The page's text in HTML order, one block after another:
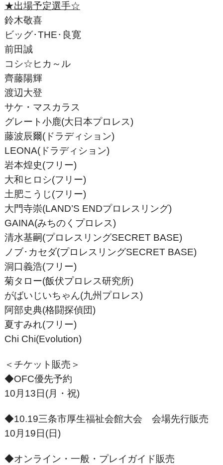
★出場予定選手☆
鈴木敬喜
ビッグ･THE･良寛
前田誠
コシ☆ヒカ～ル
齊藤陽輝
渡辺大登
サケ・マスカラス
グレート小鹿(大日本プロレス)
藤波辰爾(ドラディション)
LEONA(ドラディション)
岩本煌史(フリー)
大和ヒロシ(フリー)
土肥こうじ(フリー)
大門寺崇(LAND’S ENDプロレスリング)
GAINA(みちのくプロレス)
清水基嗣(プロレスリングSECRET BASE)
ノブ･カセダ(プロレスリングSECRET BASE)
洞口義浩(フリー)
菊タロー(飯伏プロレス研究所)
がばいじいちゃん(九州プロレス)
阿部史典(格闘探偵団)
夏すみれ(フリー)
Chi Chi(Evolution)
＜チケット販売＞
◆OFC優先予約
10月13日(月・祝)
◆10.19三条市厚生福祉会館大会 会場先行販売
10月19日(日)
◆オンライン・一般・プレイガイド販売